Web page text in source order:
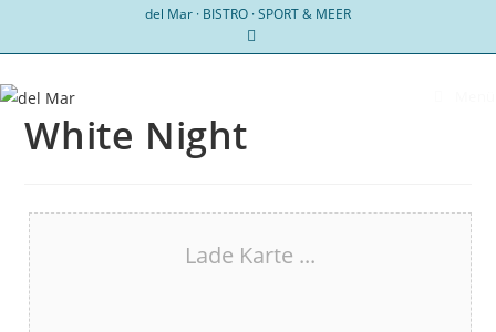
del Mar · BISTRO · SPORT & MEER
White Night
Lade Karte ...